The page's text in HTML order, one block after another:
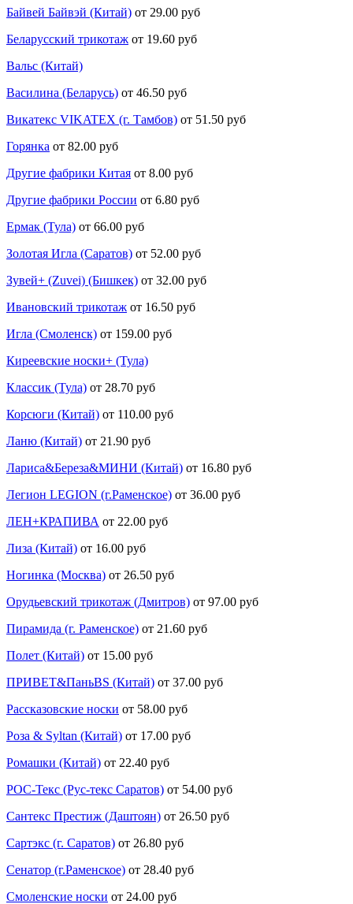
Байвей Байвэй (Китай) от 29.00 руб
Беларусский трикотаж от 19.60 руб
Вальс (Китай)
Василина (Беларусь) от 46.50 руб
Викатекс VIKATEX (г. Тамбов) от 51.50 руб
Горянка от 82.00 руб
Другие фабрики Китая от 8.00 руб
Другие фабрики России от 6.80 руб
Ермак (Тула) от 66.00 руб
Золотая Игла (Саратов) от 52.00 руб
Зувей+ (Zuvei) (Бишкек) от 32.00 руб
Ивановский трикотаж от 16.50 руб
Игла (Смоленск) от 159.00 руб
Киреевские носки+ (Тула)
Классик (Тула) от 28.70 руб
Корсюги (Китай) от 110.00 руб
Ланю (Китай) от 21.90 руб
Лариса&Береза&МИНИ (Китай) от 16.80 руб
Легион LEGION (г.Раменское) от 36.00 руб
ЛЕН+КРАПИВА от 22.00 руб
Лиза (Китай) от 16.00 руб
Ногинка (Москва) от 26.50 руб
Орудьевский трикотаж (Дмитров) от 97.00 руб
Пирамида (г. Раменское) от 21.60 руб
Полет (Китай) от 15.00 руб
ПРИВЕТ&ПаньBS (Китай) от 37.00 руб
Рассказовские носки от 58.00 руб
Роза & Syltan (Китай) от 17.00 руб
Ромашки (Китай) от 22.40 руб
РОС-Текс (Рус-текс Саратов) от 54.00 руб
Сантекс Престиж (Даштоян) от 26.50 руб
Сартэкс (г. Саратов) от 26.80 руб
Сенатор (г.Раменское) от 28.40 руб
Смоленские носки от 24.00 руб